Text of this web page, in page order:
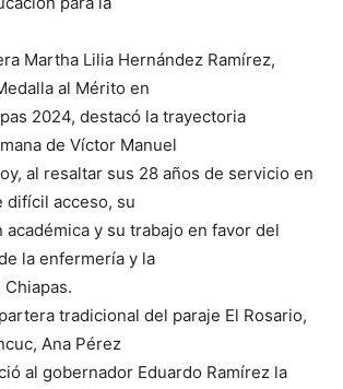
Martha Lilia Hernández Ramírez,
al Mérito en
2024, destacó la trayectoria
de Víctor Manuel
al resaltar sus 28 años de servicio en
difícil acceso, su
académica y su trabajo en favor del
la enfermería y la
tradicional del paraje El Rosario,
Ana Pérez
al gobernador Eduardo Ramírez la